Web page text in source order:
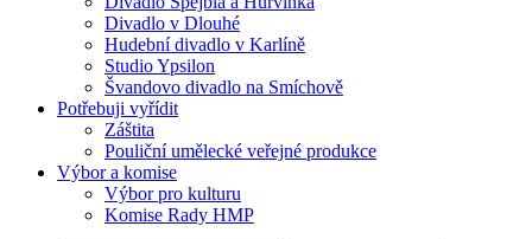
Divadlo v Dlouhé
Hudební divadlo v Karlíně
Studio Ypsilon
Švandovo divadlo na Smíchově
Potřebuji vyřídit
Záštita
Pouliční umělecké veřejné produkce
Výbor a komise
Výbor pro kulturu
Komise Rady HMP